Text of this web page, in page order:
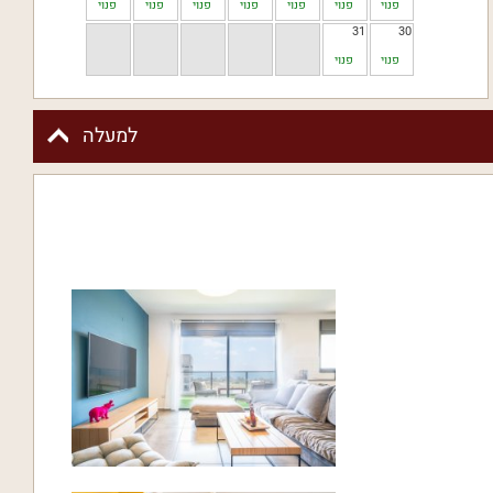
פנוי
פנוי
פנוי
פנוי
פנוי
פנוי
פנוי
30
פנוי
31
פנוי
למעלה